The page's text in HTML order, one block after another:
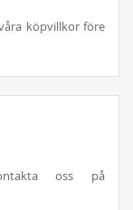
köpvillkor före
oss på